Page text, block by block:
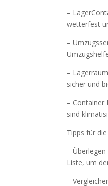
–
wetterfest
–
–
sicher und
– Container
sind
Tipps für
–
Liste, um
–